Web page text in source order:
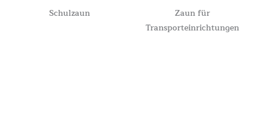
Schulzaun
Zaun für
Transporteinrichtungen